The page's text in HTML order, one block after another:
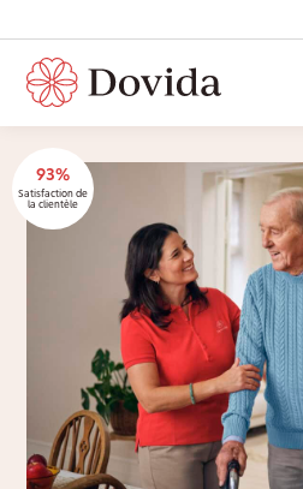
93%
Satisfaction de
la clientèle